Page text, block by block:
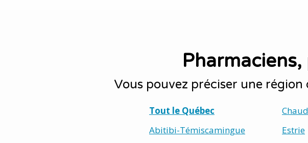
Vous pouvez préciser une
Tout le Québec
Abitibi-Témiscamingue
Estrie